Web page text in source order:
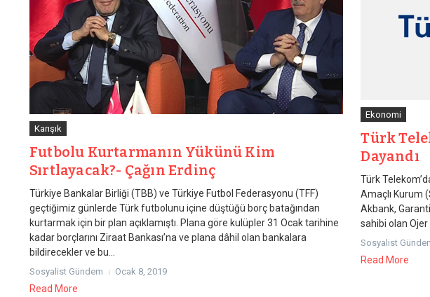
Karışık
Futbolu Kurtarmanın Yükünü Kim
Sırtlayacak?- Çağın Erdinç
Türkiye Bankalar Birliği (TBB) ve Türkiye Futbol Federasyonu (TFF)
geçtiğimiz günlerde Türk futbolunu içine düştüğü borç batağından
kurtarmak için bir plan açıklamıştı. Plana göre kulüpler 31 Ocak tarihine
kadar borçlarını Ziraat Bankası’na ve plana dâhil olan bankalara
bildirecekler ve bu...
Sosyalist Gündem Ocak 8, 2019
Read More
Ekonomi
Türk
Dayandı
Türk
Amaçlı Kurum
Akbank,
sahibi olan Ojer
Sosyalist
Read More